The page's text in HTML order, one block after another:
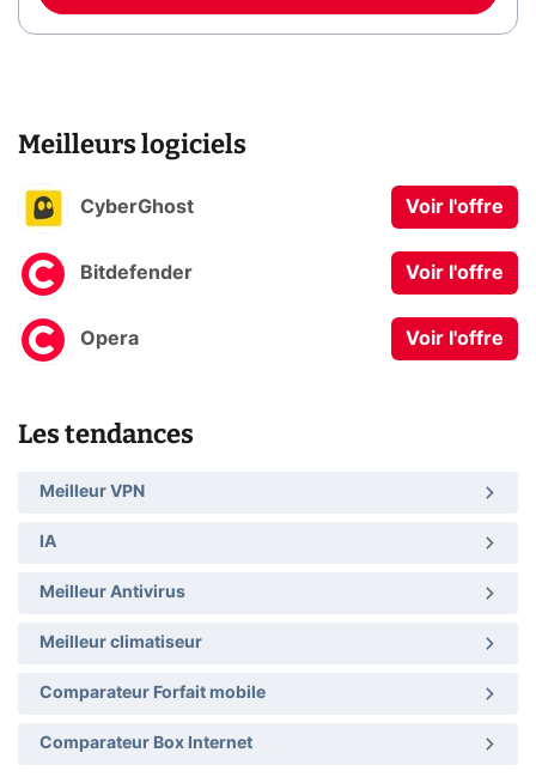
Meilleurs logiciels
CyberGhost Voir l'offre
Bitdefender Voir l'offre
Opera Voir l'offre
Les tendances
Meilleur VPN
IA
Meilleur Antivirus
Meilleur climatiseur
Comparateur Forfait mobile
Comparateur Box Internet